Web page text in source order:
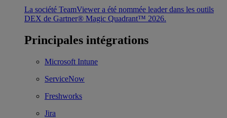
La société TeamViewer a été nommée leader dans les outils
DEX de Gartner® Magic Quadrant™ 2026.
Principales intégrations
Microsoft Intune
ServiceNow
Freshworks
Jira